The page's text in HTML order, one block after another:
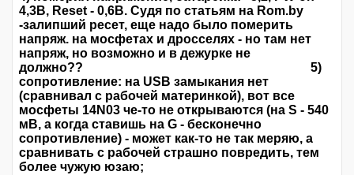
4,3В, Reset - 0,6В. Судя по статьям на Rom.by
-залипший ресет, еще надо было померить
напряж. на мосфетах и дросселях - но там нет
напряж, но возможно и в дежурке не
должно?? 5)
сопротивление: на USB замыкания нет
(сравнивал с рабочей материнкой), вот все
мосфеты 14N03 че-то не открываются (на S - 540
мВ, а когда ставишь на G - бесконечно
сопротивление) - может как-то не так меряю, а
сравнивать с рабочей страшно повредить, тем
более чужую юзаю;